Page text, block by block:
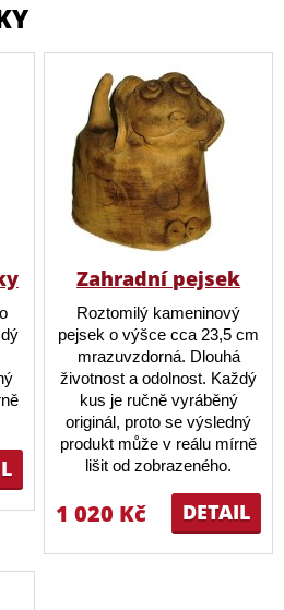
Zahradní pejsek
Roztomilý kameninový
pejsek o výšce cca 23,5 cm
mrazuvzdorná. Dlouhá
životnost a odolnost. Každý
kus je ručně vyráběný
originál, proto se výsledný
produkt může v reálu mírně
lišit od zobrazeného.
DETAIL
1 020 Kč